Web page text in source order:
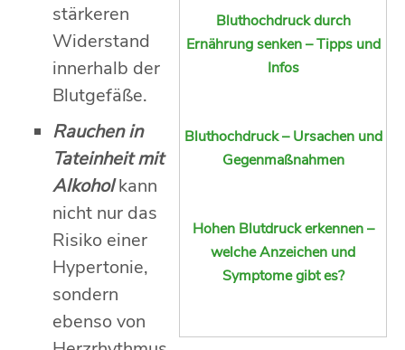
Bluthochdruck durch
Ernährung senken – Tipps und
Infos
Bluthochdruck – Ursachen und
Gegenmaßnahmen
Hohen Blutdruck erkennen –
welche Anzeichen und
Symptome gibt es?
stärkeren
Widerstand
innerhalb der
Blutgefäße.
Rauchen in
Tateinheit mit
Alkoholkann
nicht nur das
Risiko einer
Hypertonie,
sondern
ebenso von